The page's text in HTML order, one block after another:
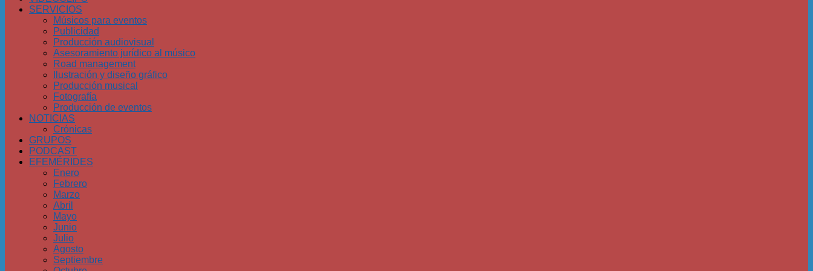
SERVICIOS
Músicos para eventos
Publicidad
Producción audiovisual
Asesoramiento jurídico al músico
Road management
Ilustración y diseño gráfico
Producción musical
Fotografía
Producción de eventos
NOTICIAS
Crónicas
GRUPOS
PODCAST
EFEMÉRIDES
Enero
Febrero
Marzo
Abril
Mayo
Junio
Julio
Agosto
Septiembre